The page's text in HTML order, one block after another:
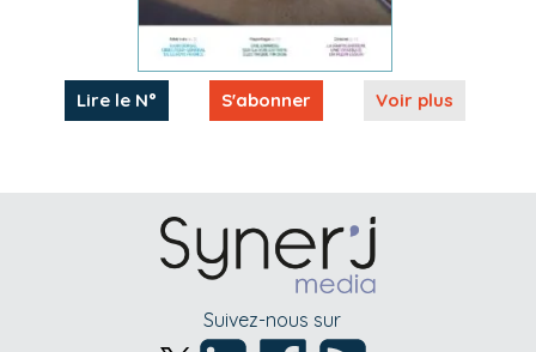
Lire le N° S'abonner Voir plus
Suivez-nous sur